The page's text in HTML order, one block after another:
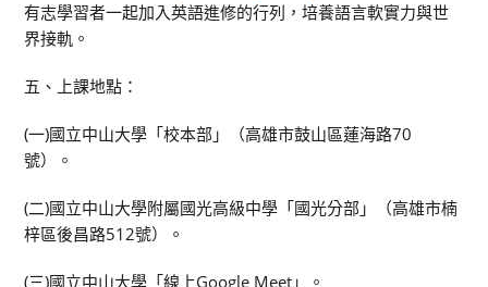
有志學習者一起加入英語進修的行列，培養語言軟實力與世
界接軌。
五、上課地點：
(一)國立中山大學「校本部」（高雄市鼓山區蓮海路70
號）。
(二)國立中山大學附屬國光高級中學「國光分部」（高雄市楠
梓區後昌路512號）。
(三)國立中山大學「線上Google Meet」。